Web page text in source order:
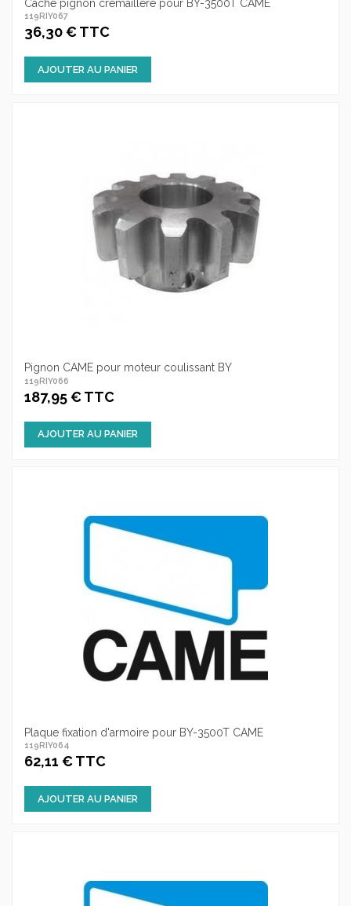
Cache pignon crémaillère pour BY-3500T CAME
119RIY067
36,30 € TTC
AJOUTER AU PANIER
Pignon CAME pour moteur coulissant BY
119RIY066
187,95 € TTC
AJOUTER AU PANIER
Plaque fixation d'armoire pour BY-3500T CAME
119RIY064
62,11 € TTC
AJOUTER AU PANIER